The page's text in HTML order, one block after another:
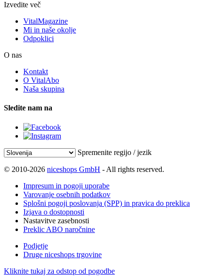
Izvedite več
VitalMagazine
Mi in naše okolje
Odpoklici
O nas
Kontakt
O VitalAbo
Naša skupina
Sledite nam na
Spremenite regijo / jezik
© 2010-2026 niceshops GmbH - All rights reserved.
Impresum in pogoji uporabe
Varovanje osebnih podatkov
Splošni pogoji poslovanja (SPP) in pravica do preklica
Izjava o dostopnosti
Nastavitve zasebnosti
Preklic ABO naročnine
Podjetje
Druge niceshops trgovine
Kliknite tukaj za odstop od pogodbe